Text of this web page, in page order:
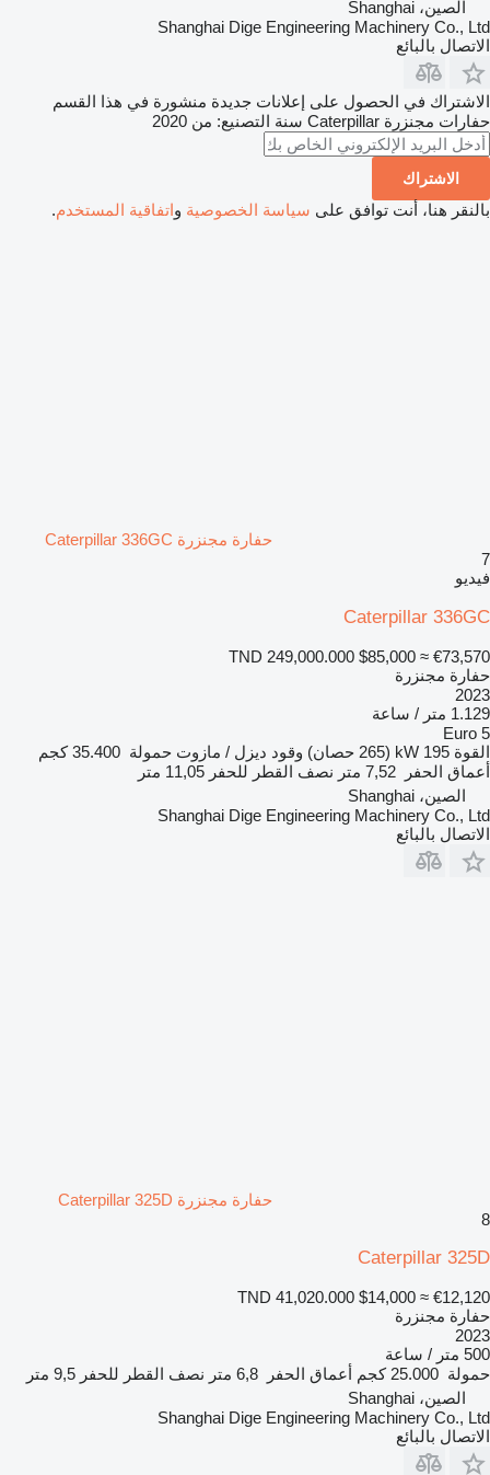
الصين، Shanghai
Shanghai Dige Engineering Machinery Co., Ltd
الاتصال بالبائع
الاشتراك في الحصول على إعلانات جديدة منشورة في هذا القسم
حفارات مجنزرة Caterpillar سنة التصنيع: من 2020
الاشتراك
بالنقر هنا، أنت توافق على سياسة الخصوصية واتفاقية المستخدم.
حفارة مجنزرة Caterpillar 336GC
7
فيديو
Caterpillar 336GC
TND 249,000.000 $85,000 ≈ €73,570
حفارة مجنزرة
2023
1.129 متر / ساعة
Euro 5
القوة 195 kW (265 حصان) وقود ديزل / مازوت حمولة 35.400 كجم
أعماق الحفر
7,52 متر نصف القطر للحفر 11,05 متر
الصين، Shanghai
Shanghai Dige Engineering Machinery Co., Ltd
الاتصال بالبائع
حفارة مجنزرة Caterpillar 325D
8
Caterpillar 325D
TND 41,020.000 $14,000 ≈ €12,120
حفارة مجنزرة
2023
500 متر / ساعة
حمولة 25.000 كجم أعماق الحفر 6,8 متر نصف القطر للحفر 9,5 متر
الصين، Shanghai
Shanghai Dige Engineering Machinery Co., Ltd
الاتصال بالبائع